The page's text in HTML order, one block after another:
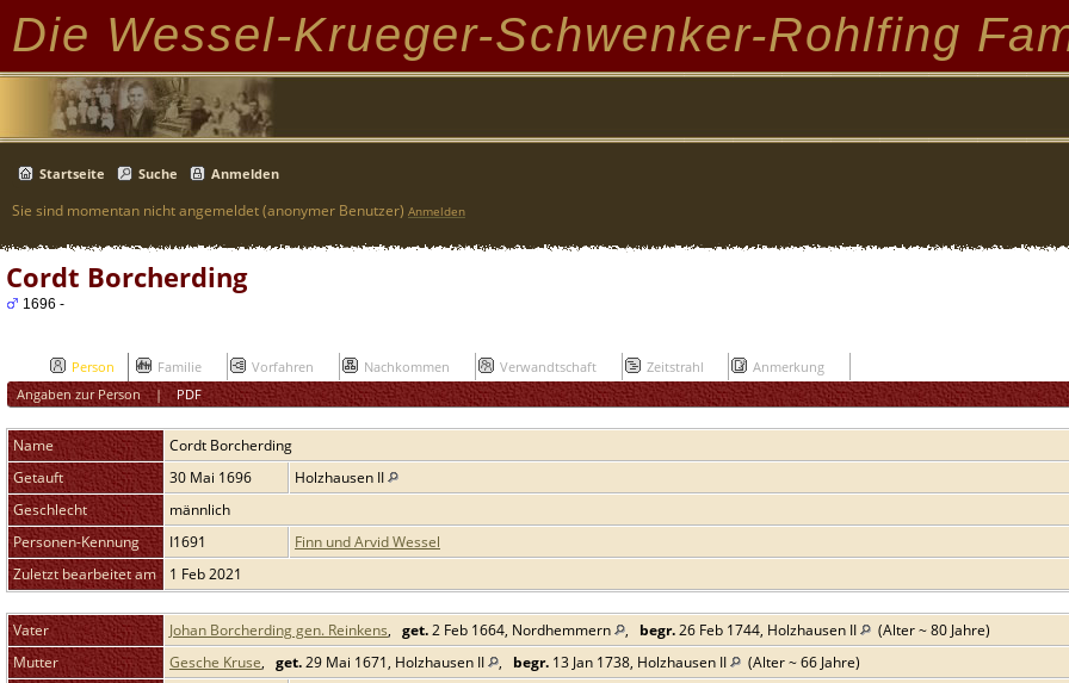
Die Wessel-Krueger-Schwenker-Rohlfing
Startseite Suche Anmelden
Sie sind momentan nicht angemeldet (anonymer Benutzer) Anmelden
Cordt Borcherding
1696 -
Person Familie Vorfahren Nachkommen Verwandtschaft Zeitstrahl
Anmerkung
Angaben zur Person|PDF
Name Cordt Borcherding
Getauft
30 Mai 1696
Holzhausen II
Geschlecht
männlich
Personen-Kennung
I1691
Finn und Arvid Wessel
Zuletzt bearbeitet am
1 Feb 2021
Vater Johan Borcherding gen. Reinkens, get.2 Feb 1664, Nordhemmern , begr.26 Feb 1744, Holzhausen II
(Alter ~ 80 Jahre)
Mutter
Gesche Kruse, get.29 Mai 1671, Holzhausen II , begr. 13 Jan 1738, Holzhausen II
(Alter ~ 66 Jahre)